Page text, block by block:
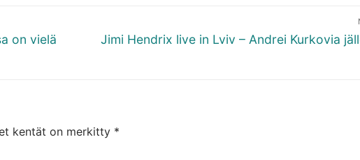
on vielä
Next
Jimi Hendrix live in Lviv – Andrei Kurkovia
kentät on merkitty *